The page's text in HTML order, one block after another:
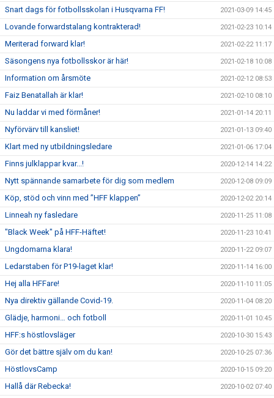
Snart dags för fotbollsskolan i Husqvarna FF! 2021-03-09 14:45
Lovande forwardstalang kontrakterad! 2021-02-23 10:14
Meriterad forward klar! 2021-02-22 11:17
Säsongens nya fotbollsskor är här! 2021-02-18 10:08
Information om årsmöte 2021-02-12 08:53
Faiz Benatallah är klar! 2021-02-10 08:10
Nu laddar vi med förmåner! 2021-01-14 20:11
Nyförvärv till kansliet! 2021-01-13 09:40
Klart med ny utbildningsledare 2021-01-06 17:04
Finns julklappar kvar...! 2020-12-14 14:22
Nytt spännande samarbete för dig som medlem 2020-12-08 09:09
Köp, stöd och vinn med ”HFF klappen” 2020-12-02 20:14
Linneah ny fasledare 2020-11-25 11:08
"Black Week" på HFF-Häftet! 2020-11-23 10:41
Ungdomarna klara! 2020-11-22 09:07
Ledarstaben för P19-laget klar! 2020-11-14 16:00
Hej alla HFFare! 2020-11-10 11:05
Nya direktiv gällande Covid-19. 2020-11-04 08:20
Glädje, harmoni… och fotboll 2020-11-01 10:45
HFF:s höstlovsläger 2020-10-30 15:43
Gör det bättre själv om du kan! 2020-10-25 07:36
HöstlovsCamp 2020-10-15 09:20
Hallå där Rebecka! 2020-10-02 07:40